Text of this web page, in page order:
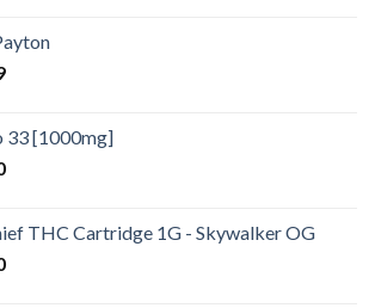
33 [1000mg]
THC Cartridge 1G - Skywalker OG